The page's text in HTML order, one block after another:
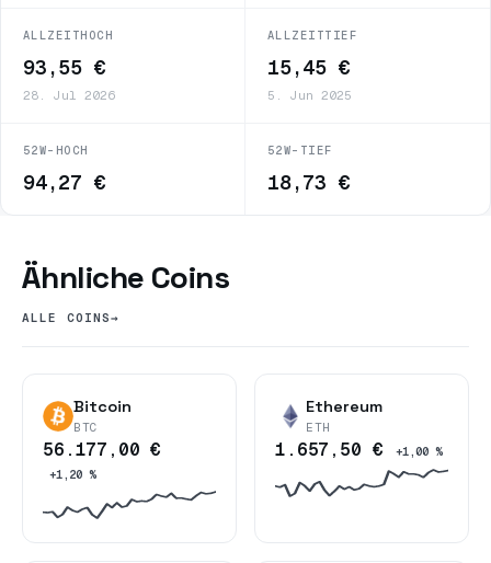
ALLZEITHOCH
93,55 €
28. Jul 2026
ALLZEITTIEF
15,45 €
5. Jun 2025
52W-HOCH
94,27 €
52W-TIEF
18,73 €
Ähnliche Coins
ALLE COINS→
Bitcoin
BTC
56.177,00 €
+1,20 %
Ethereum
ETH
1.657,50 € +1,00 %